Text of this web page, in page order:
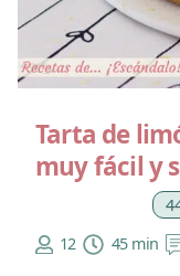
Tarta de
muy fácil y
12
45 min